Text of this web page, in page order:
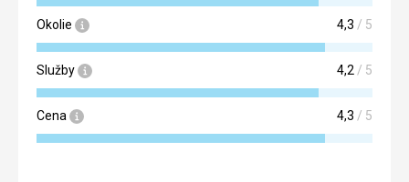
Okolie 4,3 / 5
Služby 4,2/ 5
Cena 4,3 / 5